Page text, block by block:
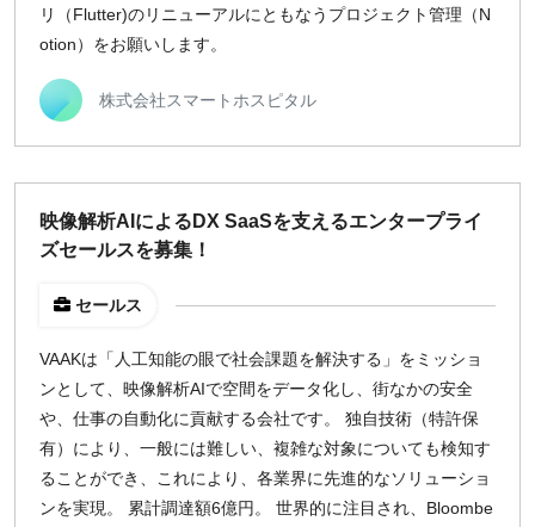
リ（Flutter)のリニューアルにともなうプロジェクト管理（N
otion）をお願いします。
株式会社スマートホスピタル
映像解析AIによるDX SaaSを支えるエンタープライ
ズセールスを募集！
セールス
VAAKは「人工知能の眼で社会課題を解決する」をミッショ
ンとして、映像解析AIで空間をデータ化し、街なかの安全
や、仕事の自動化に貢献する会社です。 独自技術（特許保
有）により、一般には難しい、複雑な対象についても検知す
ることができ、これにより、各業界に先進的なソリューショ
ンを実現。 累計調達額6億円。 世界的に注目され、Bloombe